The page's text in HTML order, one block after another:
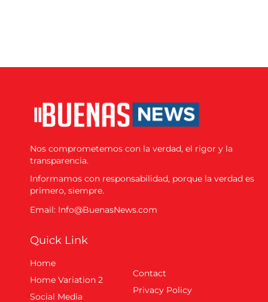
Nos comprometemos con la verdad, el rigor y la
transparencia.
Informamos con responsabilidad, porque la verdad es
primero, siempre.
Email: Info@BuenasNews.com
Quick Link
Home
Home Variation 2
Social Media
Contact
Privacy Policy